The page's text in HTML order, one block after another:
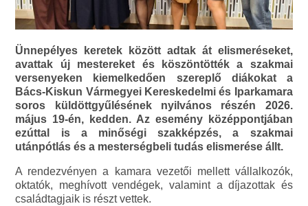
Ünnepélyes keretek között adtak át elismeréseket,
avattak új mestereket és köszöntötték a szakmai
versenyeken kiemelkedően szereplő diákokat a
Bács-Kiskun Vármegyei Kereskedelmi és Iparkamara
soros küldöttgyűlésének nyilvános részén 2026.
május 19-én, kedden. Az esemény középpontjában
ezúttal is a minőségi szakképzés, a szakmai
utánpótlás és a mesterségbeli tudás elismerése állt.
A rendezvényen a kamara vezetői mellett vállalkozók,
oktatók, meghívott vendégek, valamint a díjazottak és
családtagjaik is részt vettek.